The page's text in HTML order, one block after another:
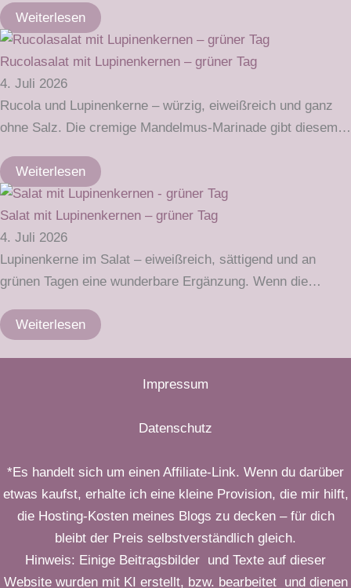
Weiterlesen
Rucolasalat mit Lupinenkernen – grüner Tag
4. Juli 2026
Rucola und Lupinenkerne – würzig, eiweißreich und ganz
ohne Salz. Die cremige Mandelmus-Marinade gibt diesem…
Weiterlesen
Salat mit Lupinenkernen – grüner Tag
4. Juli 2026
Lupinenkerne im Salat – eiweißreich, sättigend und an
grünen Tagen eine wunderbare Ergänzung. Wenn die…
Weiterlesen
Impressum
Datenschutz
*Es handelt sich um einen Affiliate-Link. Wenn du darüber
etwas kaufst, erhalte ich eine kleine Provision, die mir hilft,
die Hosting-Kosten meines Blogs zu decken – für dich
bleibt der Preis selbstverständlich gleich.
Hinweis: Einige Beitragsbilder und Texte auf dieser
Website wurden mit KI erstellt, bzw. bearbeitet und dienen